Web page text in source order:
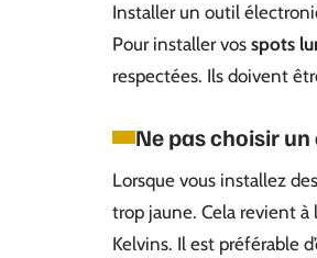
Installer un outil
Pour installer vos spots
respectées. Ils doivent
Ne pas choisir
Lorsque vous installez des
trop jaune. Cela revient
Kelvins. Il est préférable